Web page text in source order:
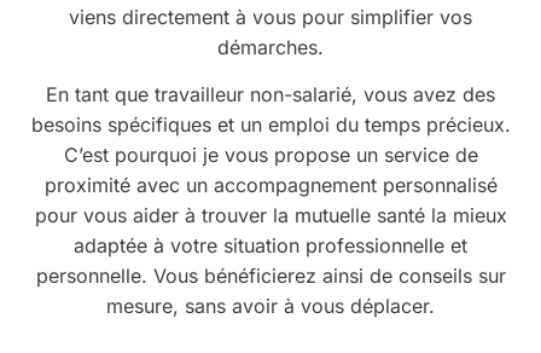
viens directement à vous pour simplifier vos
démarches.
En tant que travailleur non-salarié, vous avez des
besoins spécifiques et un emploi du temps précieux.
C’est pourquoi je vous propose un service de
proximité avec un accompagnement personnalisé
pour vous aider à trouver la mutuelle santé la mieux
adaptée à votre situation professionnelle et
personnelle. Vous bénéficierez ainsi de conseils sur
mesure, sans avoir à vous déplacer.